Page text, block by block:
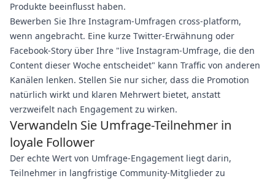
Produkte beeinflusst haben.
Bewerben Sie Ihre Instagram-Umfragen cross-platform,
wenn angebracht. Eine kurze Twitter-Erwähnung oder
Facebook-Story über Ihre "live Instagram-Umfrage, die den
Content dieser Woche entscheidet" kann Traffic von anderen
Kanälen lenken. Stellen Sie nur sicher, dass die Promotion
natürlich wirkt und klaren Mehrwert bietet, anstatt
verzweifelt nach Engagement zu wirken.
Verwandeln Sie Umfrage-Teilnehmer in
loyale Follower
Der echte Wert von Umfrage-Engagement liegt darin,
Teilnehmer in langfristige Community-Mitglieder zu